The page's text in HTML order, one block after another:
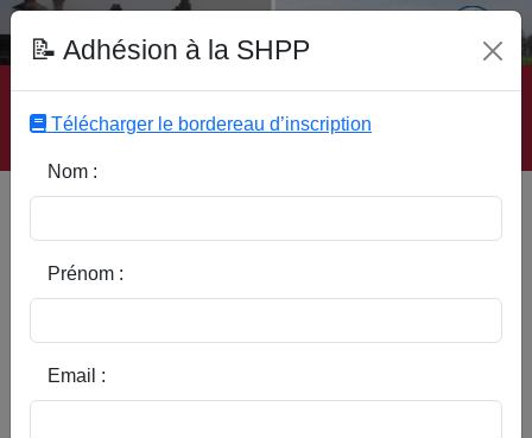
Accueil | Site SHPP | Auteurs | Editeurs | Rubriques |
Sous-Rubriques | Mots-Clefs | Contact
Ere (Belgique)
📝 Adhésion à la SHPP
Télécharger le bordereau d’inscription
Nom :
Prénom :
Email :